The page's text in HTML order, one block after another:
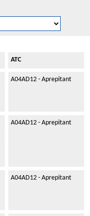
ATC
A04AD12 - Aprepitant
A04AD12 - Aprepitant
A04AD12 - Aprepitant